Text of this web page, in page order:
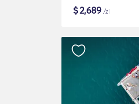
$2,689/zi